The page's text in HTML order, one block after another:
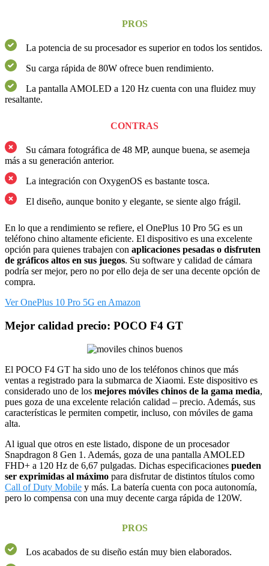
PROS
La potencia de su procesador es superior en todos los sentidos.
Su carga rápida de 80W ofrece buen rendimiento.
La pantalla AMOLED a 120 Hz cuenta con una fluidez muy
resaltante.
CONTRAS
Su cámara fotográfica de 48 MP, aunque buena, se asemeja
más a su generación anterior.
La integración con OxygenOS es bastante tosca.
El diseño, aunque bonito y elegante, se siente algo frágil.
En lo que a rendimiento se refiere, el OnePlus 10 Pro 5G es un
teléfono chino altamente eficiente. El dispositivo es una excelente
opción para quienes trabajen con aplicaciones pesadas o disfruten
de gráficos altos en sus juegos. Su software y calidad de cámara
podría ser mejor, pero no por ello deja de ser una decente opción de
compra.
Ver OnePlus 10 Pro 5G en Amazon
Mejor calidad precio: POCO F4 GT
El POCO F4 GT ha sido uno de los teléfonos chinos que más
ventas a registrado para la submarca de Xiaomi. Este dispositivo es
considerado uno de los mejores móviles chinos de la gama media,
pues goza de una excelente relación calidad – precio. Además, sus
características le permiten competir, incluso, con móviles de gama
alta.
Al igual que otros en este listado, dispone de un procesador
Snapdragon 8 Gen 1. Además, goza de una pantalla AMOLED
FHD+ a 120 Hz de 6,67 pulgadas. Dichas especificaciones pueden
ser exprimidas al máximo para disfrutar de distintos títulos como
Call of Duty Mobile y más. La batería cuenta con poca autonomía,
pero lo compensa con una muy decente carga rápida de 120W.
PROS
Los acabados de su diseño están muy bien elaborados.